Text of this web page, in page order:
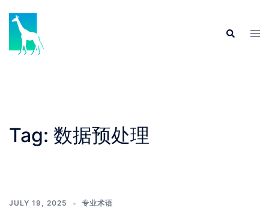
content
Search
Tag: 数据预处理
JULY 19, 2025 专业术语